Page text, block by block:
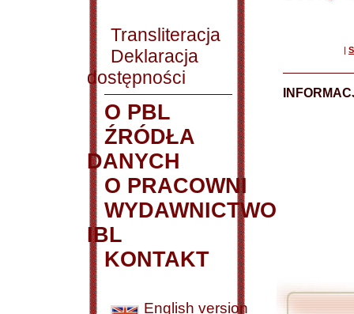
Transliteracja
Deklaracja
dostępności
O PBL
ŹRÓDŁA
DANYCH
O PRACOWNI
WYDAWNICTWO
IBL
KONTAKT
English version
|